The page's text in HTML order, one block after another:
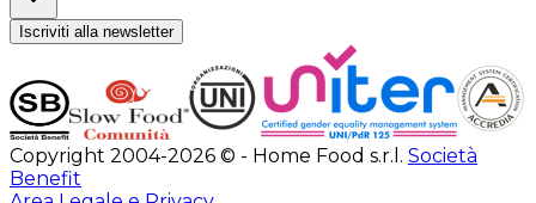
Iscriviti alla newsletter
Copyright 2004-2026 © - Home Food s.r.l. Società
Benefit